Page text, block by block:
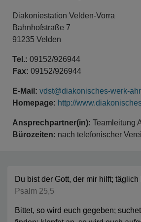
Diakoniestation Velden-Vorra
Bahnhofstraße 7
91235 Velden
Tel.: 09152/926944
Fax: 09152/926944
E-Mail: vdst@diakonisches-werk-
Homepage: http://
Ansprechpartner(in): Teamleitung
Bürozeiten: nach telefonischer
Du bist der Gott, der mir hilft;
Psalm 25,5
Bittet, so wird euch gegeben;